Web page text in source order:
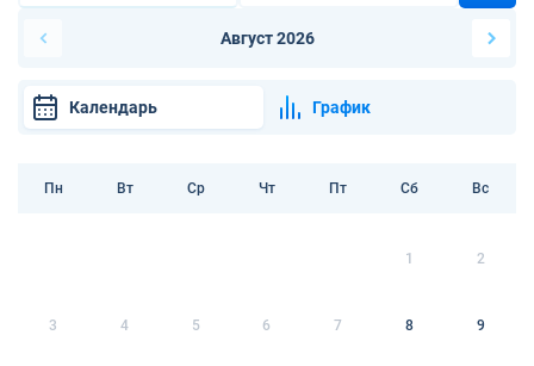
Август 2026
Календарь График
Пн Вт Ср Чт Пт Сб Вс
1 2
3 4 5 6 7 8 9